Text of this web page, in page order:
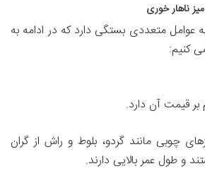
عوامل متعددی بستگی دارد که در ادامه به
کنیم:
قیمت آن دارد.
چوبی مانند گردو، بلوط و راش از گران
و طول عمر بالایی دارند.